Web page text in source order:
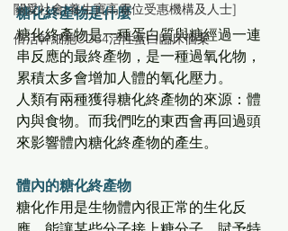
關愛社會[養生寶高電位受惠機構及人士]
倍活幹細胞CD34活性蛋白臨床個案
糖化終產物是什麼
糖化終產物是一種蛋白質與糖經過一連
串反應的最終產物，是一種過氧化物，
累積太多會增加人體的氧化壓力。
人類有兩種獲得糖化終產物的來源：體
內與食物。而我們吃的東西會再回過頭
來影響體內糖化終產物的產生。
體內的糖化終產物
糖化作用是生物體內很正常的生化反